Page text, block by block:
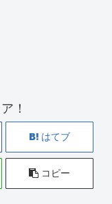
！
はてブ
コピー